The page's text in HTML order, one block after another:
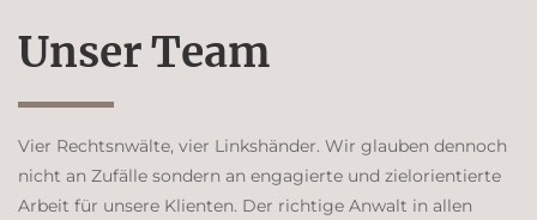
Unser Team
Vier Rechtsnwälte, vier Linkshänder. Wir glauben dennoch
nicht an Zufälle sondern an engagierte und zielorientierte
Arbeit für unsere Klienten. Der richtige Anwalt in allen